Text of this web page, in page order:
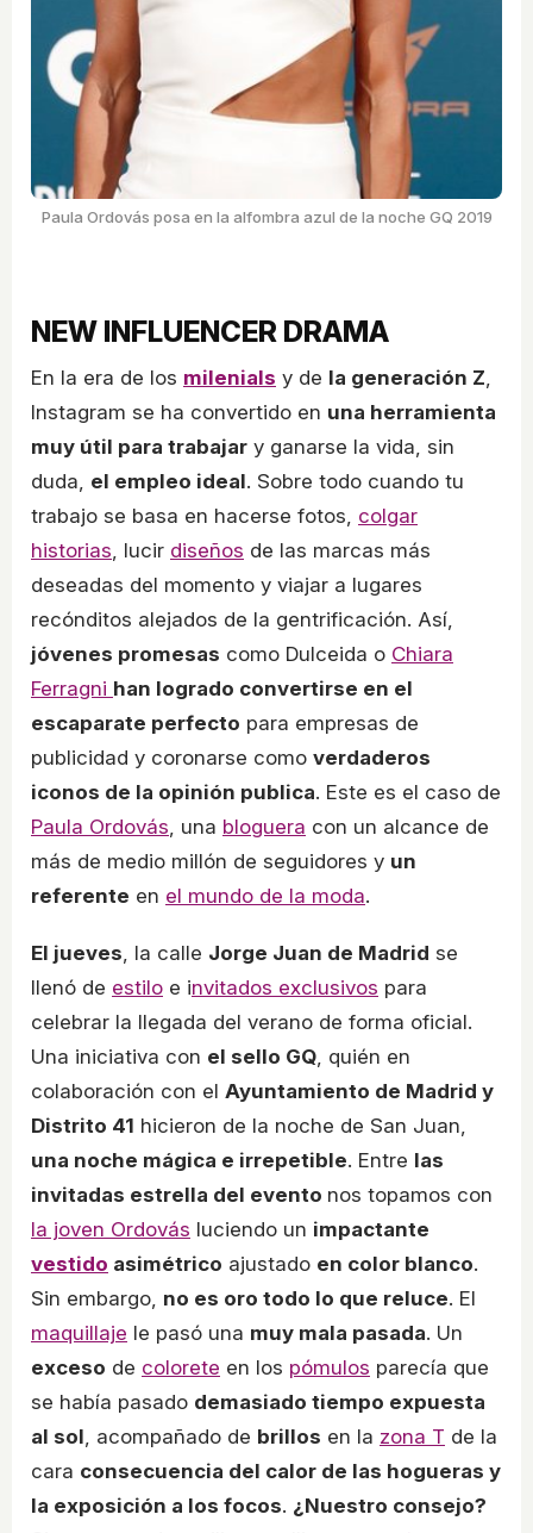
Paula Ordovás posa en la alfombra azul de la noche GQ 2019
NEW INFLUENCER DRAMA
En la era de los milenials y de la generación Z,
Instagram se ha convertido en una herramienta
muy útil para trabajar y ganarse la vida, sin
duda, el empleo ideal. Sobre todo cuando tu
trabajo se basa en hacerse fotos, colgar
historias, lucir diseños de las marcas más
deseadas del momento y viajar a lugares
recónditos alejados de la gentrificación. Así,
jóvenes promesas como Dulceida o Chiara
Ferragni han logrado convertirse en el
escaparate perfecto para empresas de
publicidad y coronarse como verdaderos
iconos de la opinión publica. Este es el caso de
Paula Ordovás, una bloguera con un alcance de
más de medio millón de seguidores y un
referente en el mundo de la moda.
El jueves, la calle Jorge Juan de Madrid se
llenó de estilo e invitados exclusivos para
celebrar la llegada del verano de forma oficial.
Una iniciativa con el sello GQ, quién en
colaboración con el Ayuntamiento de Madrid y
Distrito 41 hicieron de la noche de San Juan,
una noche mágica e irrepetible. Entre las
invitadas estrella del evento nos topamos con
la joven Ordovás luciendo un impactante
vestido asimétrico ajustado en color blanco.
Sin embargo, no es oro todo lo que reluce. El
maquillaje le pasó una muy mala pasada. Un
exceso de colorete en los pómulos parecía que
se había pasado demasiado tiempo expuesta
al sol, acompañado de brillos en la zona T de la
cara consecuencia del calor de las hogueras y
la exposición a los focos. ¿Nuestro consejo?